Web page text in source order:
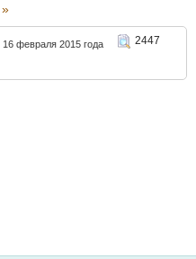
»
16 февраля 2015 года
2447